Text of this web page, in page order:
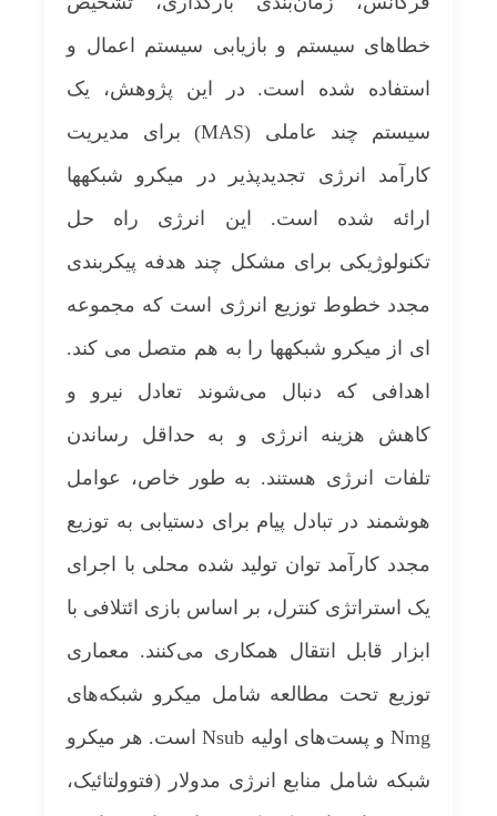
است. در نهایت، سیستم پیشنهادی می‌تواند با
دریافت تقاضای انرژی از مصرف‌کنندگان، مدیریت
کارآمدتر منابع و بارها را در شبکه هوشمند فراهم
کند.
خطاهای سیستم و بازیابی سیستم اعمال و
استفاده شده است. در این پژوهش، یک
سیستم چند عاملی (MAS) برای مدیریت
کارآمد انرژی تجدیدپذیر در میکرو شبکه­ها
ارائه شده است. این انرژی راه حل
تکنولوژیکی برای مشکل چند هدفه پیکربندی
مجدد خطوط توزیع انرژی است که مجموعه
ای از میکرو شبکه­ها را به هم متصل می کند.
اهدافی که دنبال می‌شوند تعادل نیرو و
کاهش هزینه انرژی و به حداقل رساندن
تلفات انرژی هستند. به طور خاص، عوامل
هوشمند در تبادل پیام برای دستیابی به توزیع
مجدد کارآمد توان تولید شده محلی با اجرای
یک استراتژی کنترل، بر اساس بازی ائتلافی با
ابزار قابل انتقال همکاری می‌کنند. معماری
توزیع تحت مطالعه شامل میکرو شبکه­‌های
Nmg و پست‌های اولیه Nsub است. هر میکرو
شبکه­ شامل منابع انرژی مدولار (فتوولتائیک،